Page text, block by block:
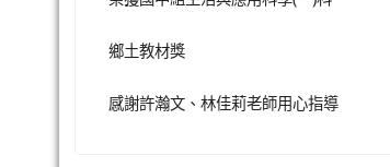
鄉土教材獎
感謝許瀚文、林佳莉老師用心指導